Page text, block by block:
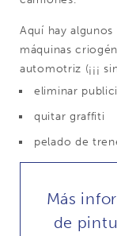
Aquí hay
máquinas
automotriz (¡¡¡
eliminar
quitar graffiti
pelado de
Más
de